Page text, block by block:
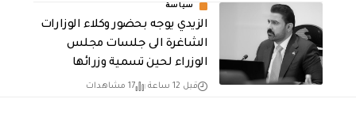
سياسة
الزيدي يوجه بحضور وكلاء الوزارات
الشاغرة الى جلسات مجلس
الوزراء لحين تسمية وزرائها
قبل 12 ساعة 17 مشاهدات